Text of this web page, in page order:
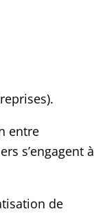
entre
s’engagent à
de